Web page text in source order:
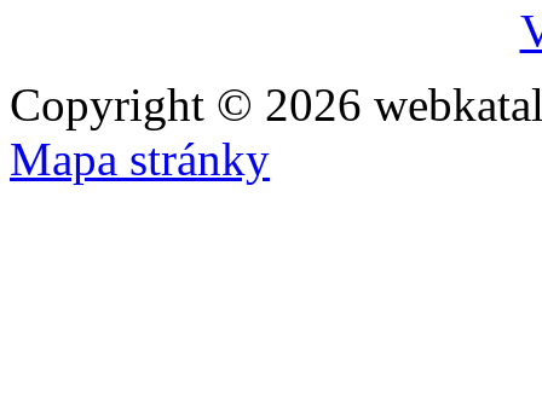
Copyright © 2026
Mapa stránky